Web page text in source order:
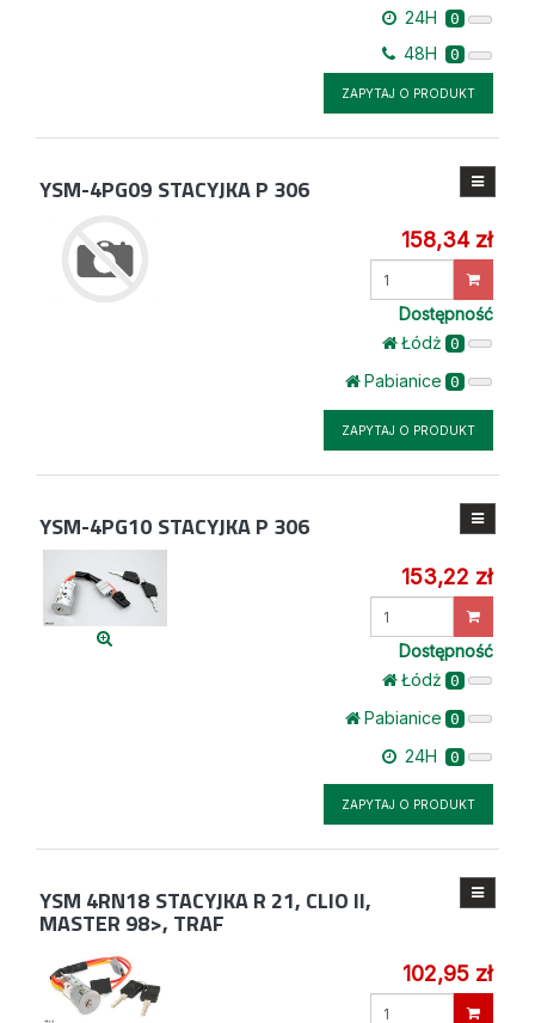
24H 0
48H 0
ZAPYTAJ O PRODUKT
YSM-4PG09 STACYJKA P 306
158,34 zł
Wprowadź
ilość
Dostępność
Łódż 0
Pabianice 0
ZAPYTAJ O PRODUKT
YSM-4PG10 STACYJKA P 306
153,22 zł
Wprowadź
ilość
Dostępność
Łódż 0
Pabianice 0
24H 0
ZAPYTAJ O PRODUKT
YSM 4RN18 STACYJKA R 21, CLIO II,
MASTER 98>, TRAF
102,95 zł
Wprowadź